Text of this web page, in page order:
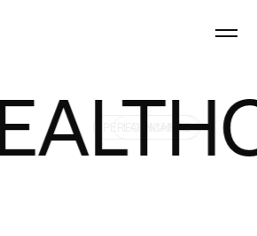
PERFORMANCE
LAUNCHING